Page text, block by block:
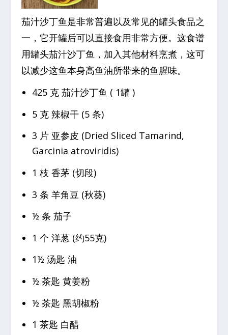
茄汁沙丁鱼是非常普遍以及常见的罐头食品之
一，它开罐后可以直接食用非常方便。这食谱
用罐头茄汁沙丁鱼，加入其他材料烹煮，这可
以减少这鱼本身高鱼油所带来的鱼腥味。
425 克 茄汁沙丁鱼 ( 1罐 )
5 克 辣椒干 (5 条)
3 片 亚参皮 (Dried Sliced Tamarind,
Garcinia atroviridis)
1 枝 香茅 (切段)
3 条 羊角豆 (秋葵)
½ 条 茄子
1 个 洋葱 (约55克)
1½ 汤匙 油
½ 茶匙 黄姜粉
½ 茶匙 黑胡椒粉
1 茶匙 白醋